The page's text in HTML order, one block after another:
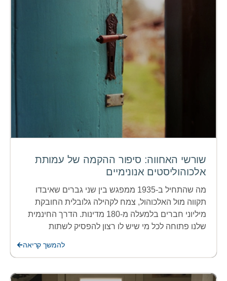
שורשי האחווה: סיפור ההקמה של עמותת
אלכוהוליסטים אנונימיים
מה שהתחיל ב-1935 ממפגש בין שני גברים שאיבדו
תקווה מול האלכוהול, צמח לקהילה גלובלית החובקת
מיליוני חברים בלמעלה מ-180 מדינות. הדרך החינמית
שלנו פתוחה לכל מי שיש לו רצון להפסיק לשתות
להמשך קריאה